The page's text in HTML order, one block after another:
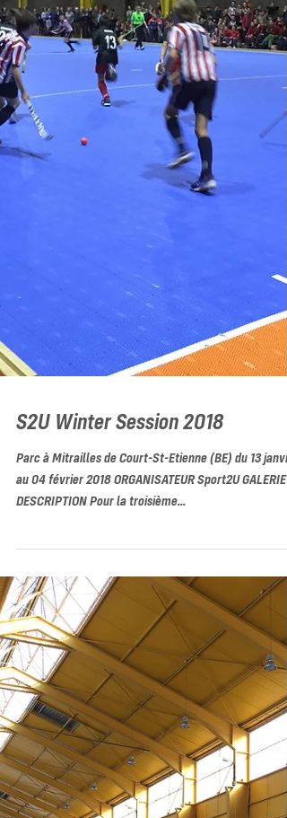
S2U Winter Session 2018
Parc à Mitrailles de Court-St-Etienne (BE) du 13
au 04 février 2018 ORGANISATEUR Sport2U GALERIE
DESCRIPTION Pour la troisième...